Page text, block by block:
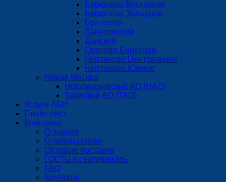
Бирюлёво Восточное
Бирюлёво Западное
Братеево
Даниловский
Донской
Орехово Борисово
Чертаново Центральное
Чертаново Южное
Новая Москва
Новомосковский АО (НАО)
Троицкий АО (ТАО)
Услуги АБН
Прайс лист
Компания
О заводе
О лаборатории
Оптовые поставки
ГОСТы и сертификаты
FAQ
Контакты